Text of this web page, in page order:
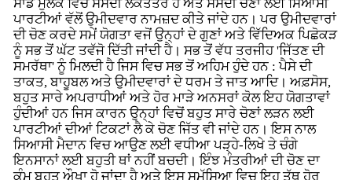
ਸਾਡੇ ਮੁਲਕ ਵਿਚ ਸੰਸਦੀ ਲੋਕਤੰਤਰ ਹੈ ਅਤੇ ਸੰਸਦੀ ਚੋਣਾਂ ਲਈ ਸਿਆਸੀ
ਪਾਰਟੀਆਂ ਵੱਲੋਂ ਉਮੀਦਵਾਰ ਨਾਮਜ਼ਦ ਕੀਤੇ ਜਾਂਦੇ ਹਨ। ਪਰ ਉਮੀਦਵਾਰਾਂ
ਦੀ ਚੋਣ ਕਰਦੇ ਸਮੇਂ ਯੋਗਤਾ ਵਜੋਂ ਉਨ੍ਹਾਂ ਦੇ ਗੁਣਾਂ ਅਤੇ ਵਿੱਦਿਅਕ ਪਿਛੋਕੜ
ਨੂੰ ਸਭ ਤੋਂ ਘੱਟ ਤਵੱਜੋ ਦਿੱਤੀ ਜਾਂਦੀ ਹੈ। ਸਭ ਤੋਂ ਵੱਧ ਤਰਜੀਹ 'ਜਿੱਤਣ ਦੀ
ਸਮਰੱਥਾ' ਨੂੰ ਮਿਲਦੀ ਹੈ ਜਿਸ ਵਿਚ ਸਭ ਤੋਂ ਅਹਿਮ ਹੁੰਦੇ ਹਨ : ਪੈਸੇ ਦੀ
ਤਾਕਤ, ਬਾਹੂਬਲ ਅਤੇ ਉਮੀਦਵਾਰਾਂ ਦੇ ਧਰਮ ਤੇ ਜਾਤ ਆਦਿ। ਅਫ਼ਸੋਸ,
ਬਹੁਤ ਸਾਰੇ ਅਪਰਾਧੀਆਂ ਅਤੇ ਹੋਰ ਮਾੜੇ ਅਨਸਰਾਂ ਕੋਲ ਇਹ ਯੋਗਤਾਵਾਂ
ਹੁੰਦੀਆਂ ਹਨ ਜਿਸ ਕਾਰਨ ਉਨ੍ਹਾਂ ਵਿਚੋਂ ਬਹੁਤ ਸਾਰੇ ਚੋਣਾਂ ਲੜਨ ਲਈ
ਪਾਰਟੀਆਂ ਦੀਆਂ ਟਿਕਟਾਂ ਲੈ ਕੇ ਚੋਣ ਜਿੱਤ ਵੀ ਜਾਂਦੇ ਹਨ। ਇਸ ਨਾਲ
ਸਿਆਸੀ ਮੈਦਾਨ ਵਿਚ ਆਉਣ ਲਈ ਵਧੀਆ ਪੜ੍ਹੇ-ਲਿਖੇ ਤੇ ਚੰਗੇ
ਇਨਸਾਨਾਂ ਲਈ ਬਹੁਤੀ ਥਾਂ ਨਹੀਂ ਬਚਦੀ। ਇੰਝ ਮੰਤਰੀਆਂ ਦੀ ਚੋਣ ਦਾ
ਕੰਮ ਬਹੁਤ ਔਖਾ ਹੋ ਜਾਂਦਾ ਹੈ ਅਤੇ ਇਸ ਸਮੱਸਿਆ ਵਿਚ ਇਹ ਤੱਥ ਹੋਰ